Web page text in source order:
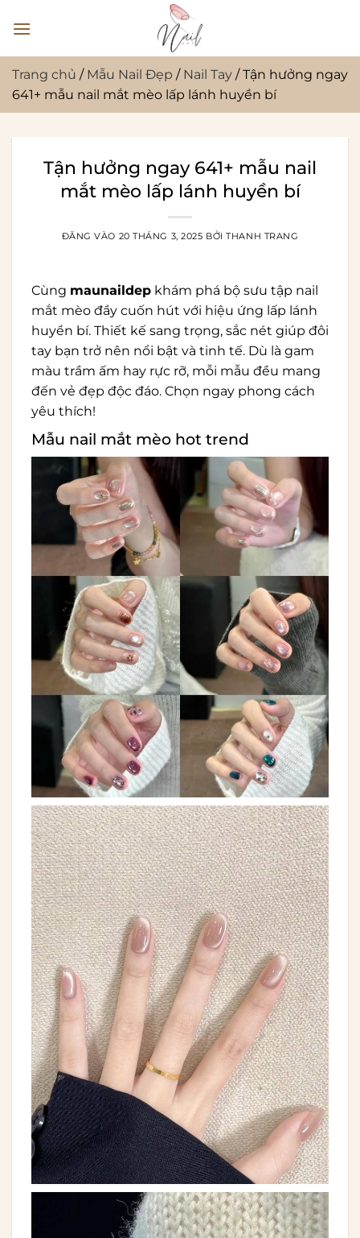
qua
dung
Trang chủ / Mẫu Nail Đẹp / Nail Tay /Tận hưởng ngay
641+ mẫu nail mắt mèo lấp lánh huyền bí
Tận hưởng ngay 641+ mẫu nail
mắt mèo lấp lánh huyền bí
ĐĂNG VÀO 20 THÁNG 3, 2025 BỞITHANH TRANG
Cùng maunaildep khám phá bộ sưu tập nail
mắt mèo đầy cuốn hút với hiệu ứng lấp lánh
huyền bí. Thiết kế sang trọng, sắc nét giúp đôi
tay bạn trở nên nổi bật và tinh tế. Dù là gam
màu trầm ấm hay rực rỡ, mỗi mẫu đều mang
đến vẻ đẹp độc đáo. Chọn ngay phong cách
yêu thích!
Mẫu nail mắt mèo hot trend